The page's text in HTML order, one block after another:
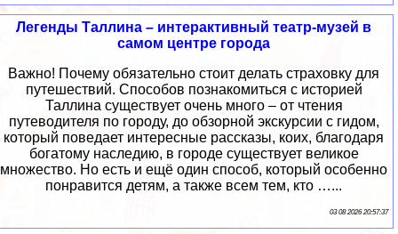
Легенды Таллина – интерактивный театр-музей в
самом центре города
Важно! Почему обязательно стоит делать страховку для
путешествий. Способов познакомиться с историей
Таллина существует очень много – от чтения
путеводителя по городу, до обзорной экскурсии с гидом,
который поведает интересные рассказы, коих, благодаря
богатому наследию, в городе существует великое
множество. Но есть и ещё один способ, который особенно
понравится детям, а также всем тем, кто …...
03 08 2026 20:57:37